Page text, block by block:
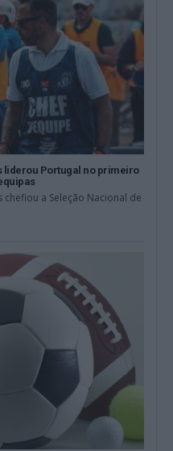
liderou Portugal no primeiro
chefiou a Seleção Nacional de